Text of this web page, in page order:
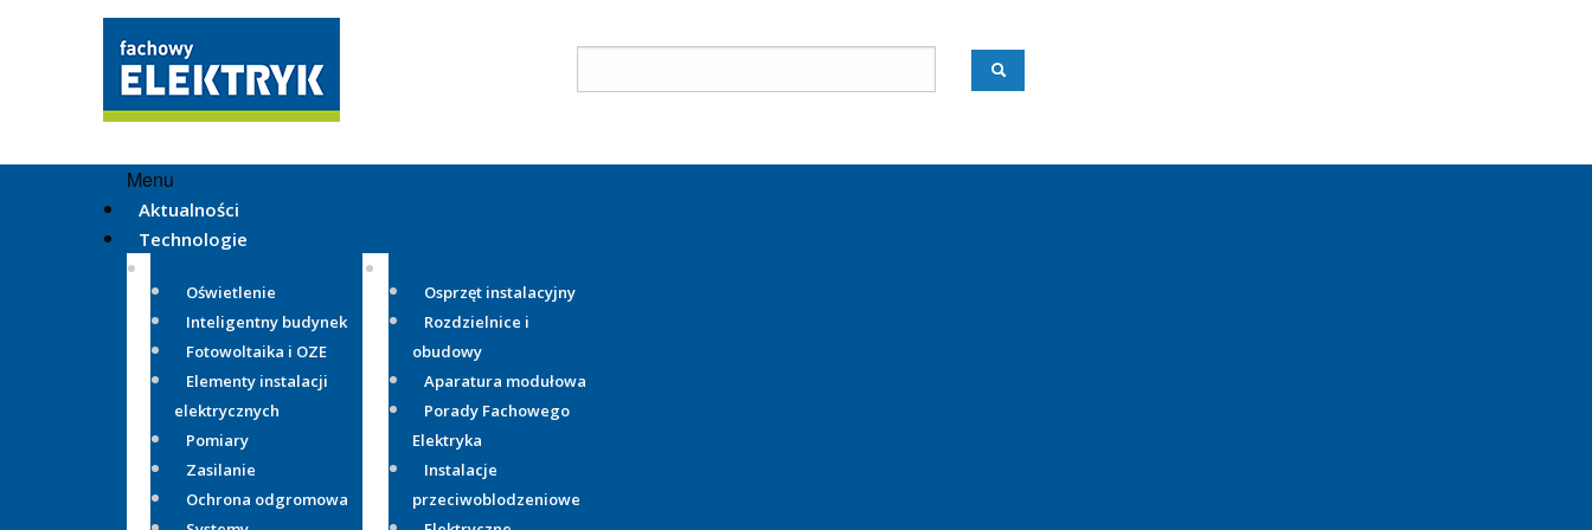
Menu
Aktualności
Technologie
Oświetlenie
Inteligentny budynek
Fotowoltaika i OZE
Elementy instalacji
elektrycznych
Pomiary
Zasilanie
Ochrona odgromowa
Osprzęt instalacyjny
Rozdzielnice i
obudowy
Aparatura modułowa
Porady Fachowego
Elektryka
Instalacje
przeciwoblodzeniowe